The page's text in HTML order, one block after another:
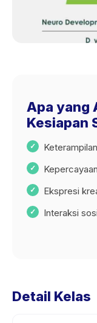
Apa yang
Kesiapan
Ekspresi
Interaksi
Detail Kelas